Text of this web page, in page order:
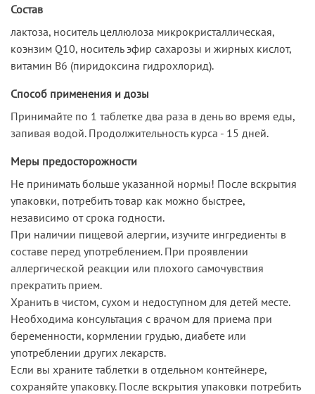
Состав
лактоза, носитель целлюлоза микрокристаллическая,
коэнзим Q10, носитель эфир сахарозы и жирных кислот,
витамин В6 (пиридоксина гидрохлорид).
Способ применения и дозы
Принимайте по 1 таблетке два раза в день во время еды,
запивая водой. Продолжительность курса - 15 дней.
Меры предосторожности
Не принимать больше указанной нормы! После вскрытия
упаковки, потребить товар как можно быстрее,
независимо от срока годности.
При наличии пищевой алергии, изучите ингредиенты в
составе перед употреблением. При проявлении
аллергической реакции или плохого самочувствия
прекратить прием.
Хранить в чистом, сухом и недоступном для детей месте.
Необходима консультация с врачом для приема при
беременности, кормлении грудью, диабете или
употреблении других лекарств.
Если вы храните таблетки в отдельном контейнере,
сохраняйте упаковку. После вскрытия упаковки потребить